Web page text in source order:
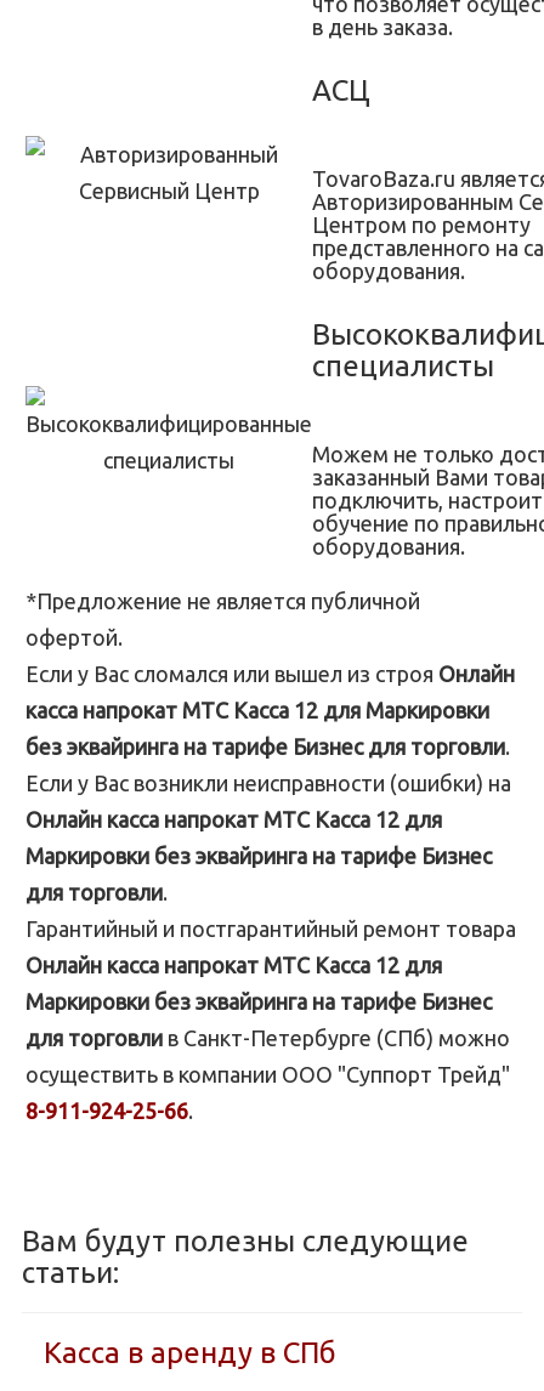
в день заказа.
АСЦ
TovaroBaza.ru
Авторизированным
Центром по ремонту
представленного на
оборудования.
специалисты
Можем не только
заказанный Вами
подключить,
обучение по
оборудования.
*Предложение не является публичной
офертой.
Если у Вас сломался или вышел из строя Онлайн
касса напрокат МТС Касса 12 для Маркировки
без эквайринга на тарифе Бизнес для торговли.
Если у Вас возникли неисправности (ошибки) на
Онлайн касса напрокат МТС Касса 12 для
Маркировки без эквайринга на тарифе Бизнес
для торговли.
Гарантийный и постгарантийный ремонт товара
Онлайн касса напрокат МТС Касса 12 для
Маркировки без эквайринга на тарифе Бизнес
для торговли в Санкт-Петербурге (СПб) можно
осуществить в компании ООО "Суппорт Трейд"
8-911-924-25-66.
Вам будут полезны следующие
статьи:
Касса в аренду в СПб